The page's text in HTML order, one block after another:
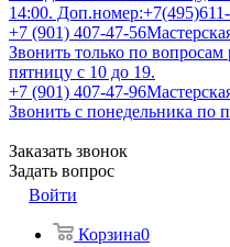
14:00.
+7 (901) 407-47-56
Звонить только по
пятницу с 10 до 19.
+7 (901) 407-47-96
Звонить с понедельника по
Заказать звонок
Задать вопрос
Войти
Корзина0